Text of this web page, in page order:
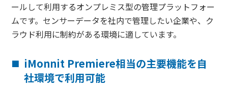
ールして利用するオンプレミス型の管理プラットフォー
ムです。センサーデータを社内で管理したい企業や、ク
ラウド利用に制約がある環境に適しています。
iMonnit Premiere相当の主要機能を自
社環境で利用可能